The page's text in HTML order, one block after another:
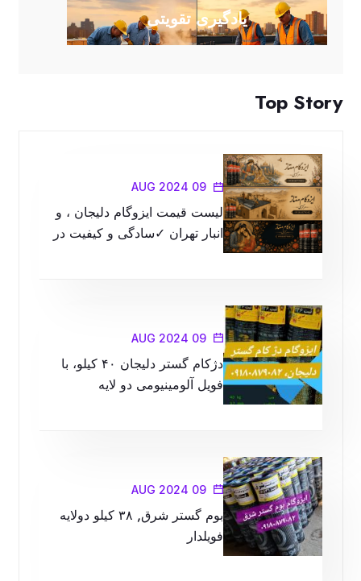
یادگیری تقویتی
Top Story
09 AUG 2024
لیست قیمت ایزوگام دلیجان ، و
انبار تهران ✓سادگی و کیفیت در
09 AUG 2024
دژکام گستر دلیجان ۴۰ کیلو، با
فویل آلومینیومی دو لایه
09 AUG 2024
بوم گستر شرق, ۳۸ کیلو دولایه
فویلدار